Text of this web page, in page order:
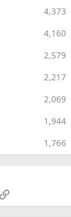
4,373
4,160
2,579
2,217
2,069
1,944
1,766
Link